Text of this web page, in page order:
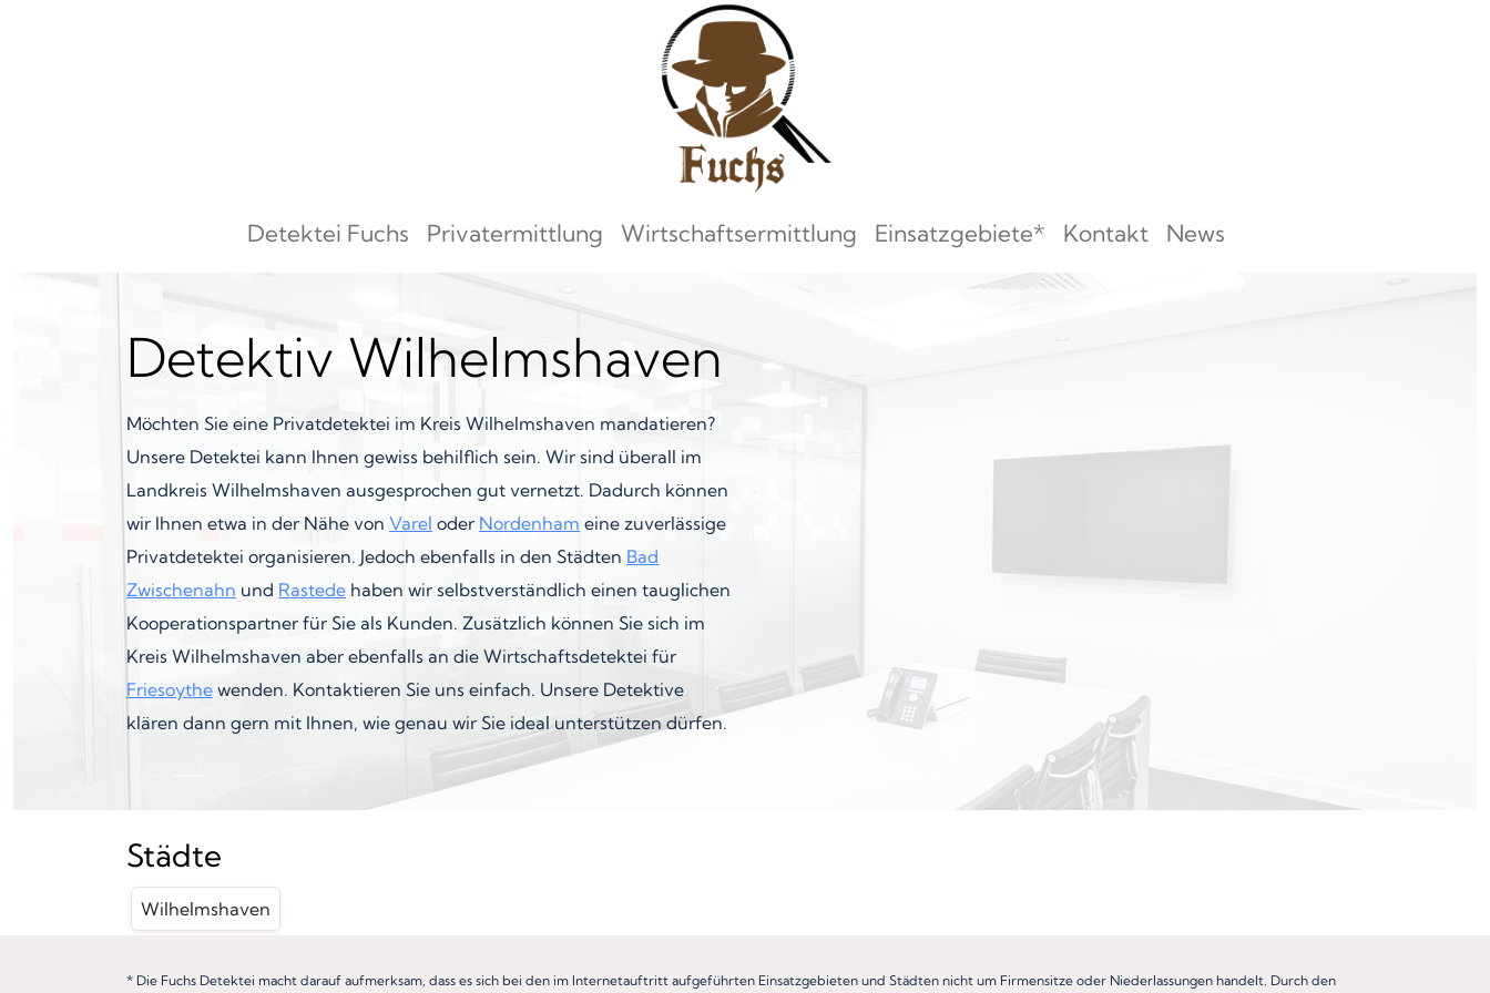
HauptnavigationDetektei Fuchs Privatermittlung Wirtschaftsermittlung Einsatzgebiete* Kontakt News
Detektiv Wilhelmshaven
Möchten Sie eine Privatdetektei im Kreis Wilhelmshaven mandatieren?
Unsere Detektei kann Ihnen gewiss behilflich sein. Wir sind überall im
Landkreis Wilhelmshaven ausgesprochen gut vernetzt. Dadurch können
wir Ihnen etwa in der Nähe von Varel oder Nordenham eine zuverlässige
Privatdetektei organisieren. Jedoch ebenfalls in den Städten Bad
Zwischenahn und Rastede haben wir selbstverständlich einen tauglichen
Kooperationspartner für Sie als Kunden. Zusätzlich können Sie sich im
Kreis Wilhelmshaven aber ebenfalls an die Wirtschaftsdetektei für
Friesoythe wenden. Kontaktieren Sie uns einfach. Unsere Detektive
klären dann gern mit Ihnen, wie genau wir Sie ideal unterstützen dürfen.
Städte
Wilhelmshaven
* Die Fuchs Detektei macht darauf aufmerksam, dass es sich bei den im Internetauftritt aufgeführten Einsatzgebieten und Städten nicht um Firmensitze oder Niederlassungen handelt. Durch den